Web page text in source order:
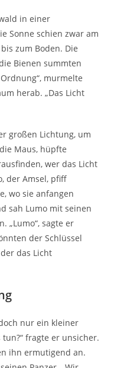
in einer
Sonne schien zwar am
zum Boden. Die
Bienen summten
murmelte
herab. „Das Licht
großen Lichtung, um
Maus, hüpfte
wer das Licht
der Amsel, pfiff
wo sie anfangen
sah Lumo mit seinen
„Lumo“, sagte er
der Schlüssel
das Licht
nur ein kleiner
fragte er unsicher.
ihn ermutigend an.